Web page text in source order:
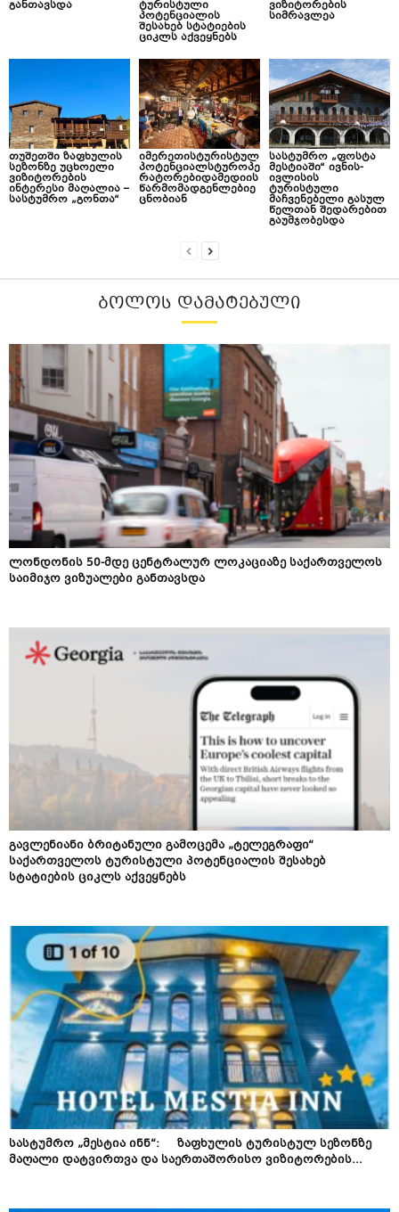
განთავსდა ტურისტული
პოტენციალის
შესახებ სტატიების
ციკლს აქვეყნებს
ვიზიტორების
სიმრავლეა
თუშეთში ზაფხულის
სეზონზე უცხოელი
ვიზიტორების
ინტერესი მაღალია –
სასტუმრო „გონთა“
იმერეთისტურისტულ
პოტენციალსტუროპე
რატორებიდამედიის
წარმომადგენლებიე
ცნობიან
სასტუმრო „ფოსტა
მესტიაში“ ივნის-
ივლისის
ტურისტული
მაჩვენებელი გასულ
წელთან შედარებით
გაუმჯობესდა
ᲑᲝᲚᲝᲡ ᲓᲐᲛᲐᲢᲔᲑᲣᲚᲘ
ლონდონის 50-მდე ცენტრალურ ლოკაციაზე საქართველოს
საიმიჯო ვიზუალები განთავსდა
გავლენიანი ბრიტანული გამოცემა „ტელეგრაფი“
საქართველოს ტურისტული პოტენციალის შესახებ
სტატიების ციკლს აქვეყნებს
სასტუმრო „მესტია ინნ“: ზაფხულის ტურისტულ სეზონზე
მაღალი დატვირთვა და საერთაშორისო ვიზიტორების...